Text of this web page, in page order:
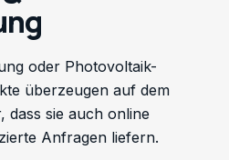
oder Photovoltaik-
überzeugen auf dem
dass sie auch online
Anfragen liefern.